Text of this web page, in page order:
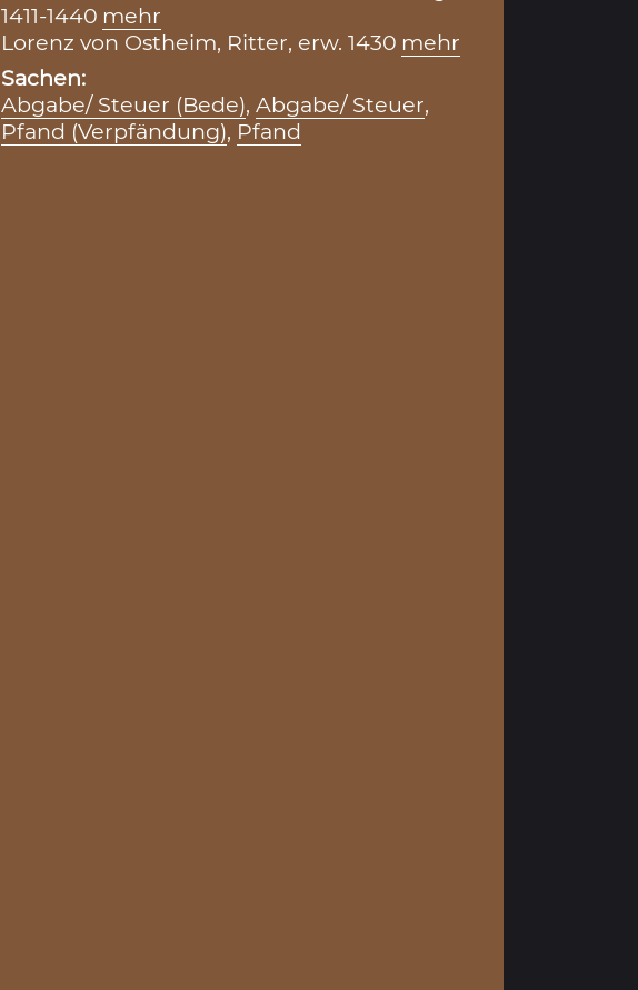
1411-1440 mehr
Lorenz von Ostheim, Ritter, erw. 1430 mehr
Sachen:
Abgabe/ Steuer (Bede), Abgabe/ Steuer,
Pfand (Verpfändung), Pfand